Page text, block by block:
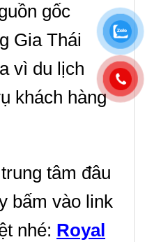
gốc
Gia Thái
vì du lịch
khách hàng
tâm đâu
bấm vào link
nhé: Royal